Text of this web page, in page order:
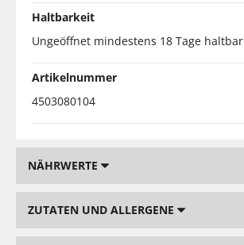
Haltbarkeit
Ungeöffnet mindestens 18 Tage haltbar
Artikelnummer
4503080104
NÄHRWERTE
ZUTATEN UND ALLERGENE